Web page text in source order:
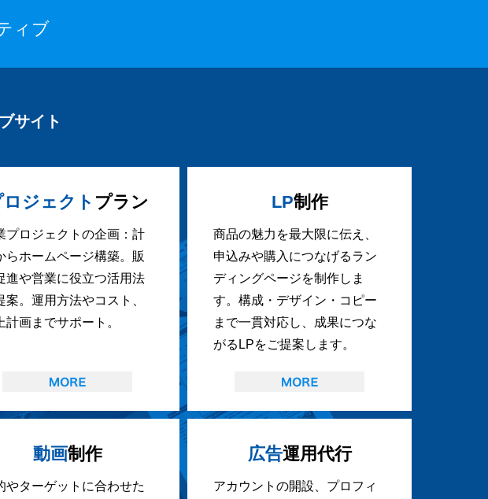
ィブ
サイト
ロジェクト プラン
プロジェクトの企画：計
らホームページ構築。販
進や営業に役立つ活用法
案。運用方法やコスト、
計画までサポート。
LP制作
商品の魅力を最大限に伝え、
申込みや購入につなげるラン
ディングページを制作しま
す。構成・デザイン・コピー
まで一貫対応し、成果につな
がるLPをご提案します。
動画制作
やターゲットに合わせた
広告運用代行
アカウントの開設、プロフィ